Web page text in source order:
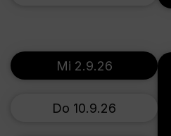
Mi 2.9.26
Do 10.9.26